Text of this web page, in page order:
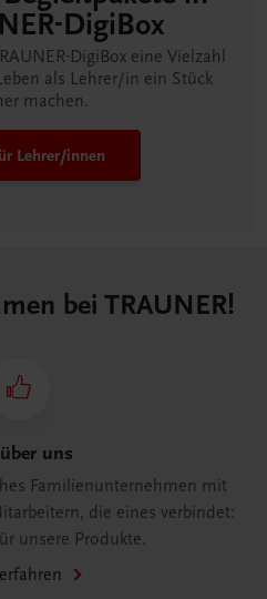
DigiBox
DigiBox eine Vielzahl
als Lehrer/in ein Stück
machen.
Lehrer/innen
bei TRAUNER!
uns
Familienunternehmen mit
die eines verbindet:
unsere Produkte.